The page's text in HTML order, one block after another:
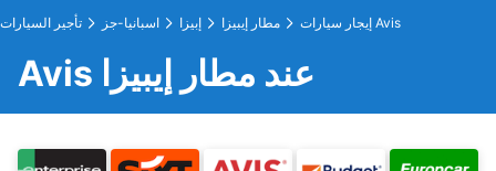
تأجير السيارات اسبانيا-جز إبيزا مطار إيبيزا إيجار سيارات Avis
Avis عند مطار إيبيزا